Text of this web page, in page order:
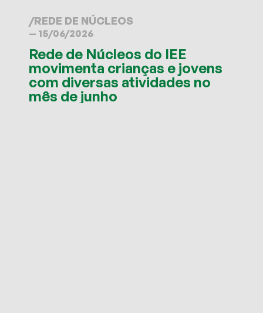
/REDE DE NÚCLEOS
— 15/06/2026
Rede de Núcleos do IEE
movimenta crianças e jovens
com diversas atividades no
mês de junho